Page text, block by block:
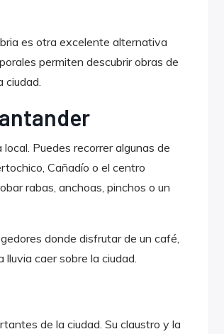
es otra excelente alternativa
permiten descubrir obras de
ciudad.
Puedes recorrer algunas de
Cañadío o el centro
rabas, anchoas, pinchos o un
donde disfrutar de un café,
caer sobre la ciudad.
de la ciudad. Su claustro y la